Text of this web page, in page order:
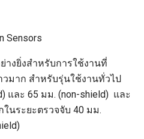
Sensors
างยิ่งสําหรับการใช้งานที่
มาก สำหรับรุ่นใช้งานทั่วไป
และ 65 มม. (non-shield) และ
นระยะตรวจจับ 40 มม.